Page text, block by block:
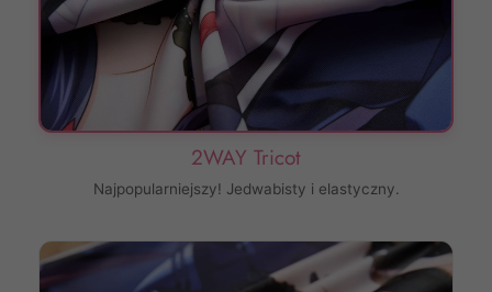
2WAY Tricot
Najpopularniejszy! Jedwabisty i elastyczny.